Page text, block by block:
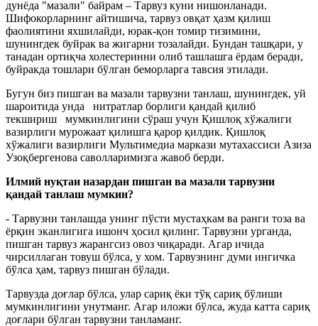
дунёда "мазали" байрам – Тарвуз куни нишонланади.
Шифокорларнинг айтишича, тарвуз овқат ҳазм қилиш
фаолиятини яхшилайди, юрак-қон томир тизимини,
шунингдек буйрак ва жигарни тозалайди. Бундан ташқари, у
танадан ортиқча холестеринни олиб ташлашга ёрдам беради,
буйракда тошлари бўлган беморларга тавсия этилади.
Бугун биз пишган ва мазали тарвузни танлаш, шунингдек, уй
шароитида унда нитратлар борлиги қандай қилиб
текшириш мумкинлигини сўраш учун Қишлоқ хўжалиги
вазирлиги мурожаат қилишга қарор қилдик. Қишлоқ
хўжалиги вазирлиги Мультимедиа маркази мутахассиси Азиза
Узоқбергенова саволларимизга жавоб берди.
Илмий нуқтаи назардан пишган ва мазали тарвузни
қандай танлаш мумкин?
- Тарвузни танлашда унинг пўсти мустаҳкам ва ранги тоза ва
ёрқин эканлигига ишонч ҳосил қилинг. Тарвузни урганда,
пишган тарвуз жарангсиз овоз чиқаради. Агар ичида
чирсиллаган товуш бўлса, у хом. Тарвузнинг думи ингичка
бўлса ҳам, тарвуз пишган бўлади.
Тарвузда доғлар бўлса, улар сариқ ёки тўқ сариқ бўлиши
мумкинлигини унутманг. Агар иложи бўлса, жуда катта сариқ
доғлари бўлган тарвузни танламанг.